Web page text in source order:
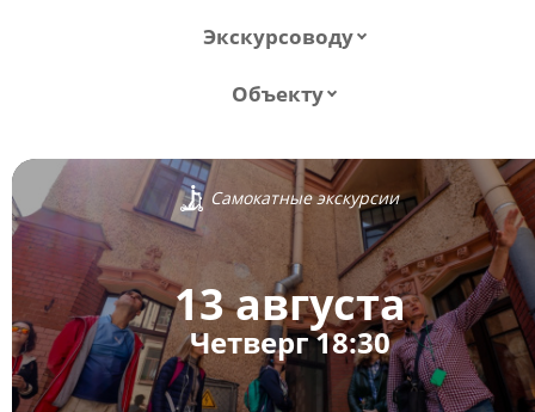
Экскурсоводу
Объекту
Самокатные экскурсии
13 августа
Четверг 18:30